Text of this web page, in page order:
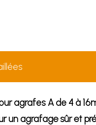
agrafes A de 4 à
un agrafage sûr et